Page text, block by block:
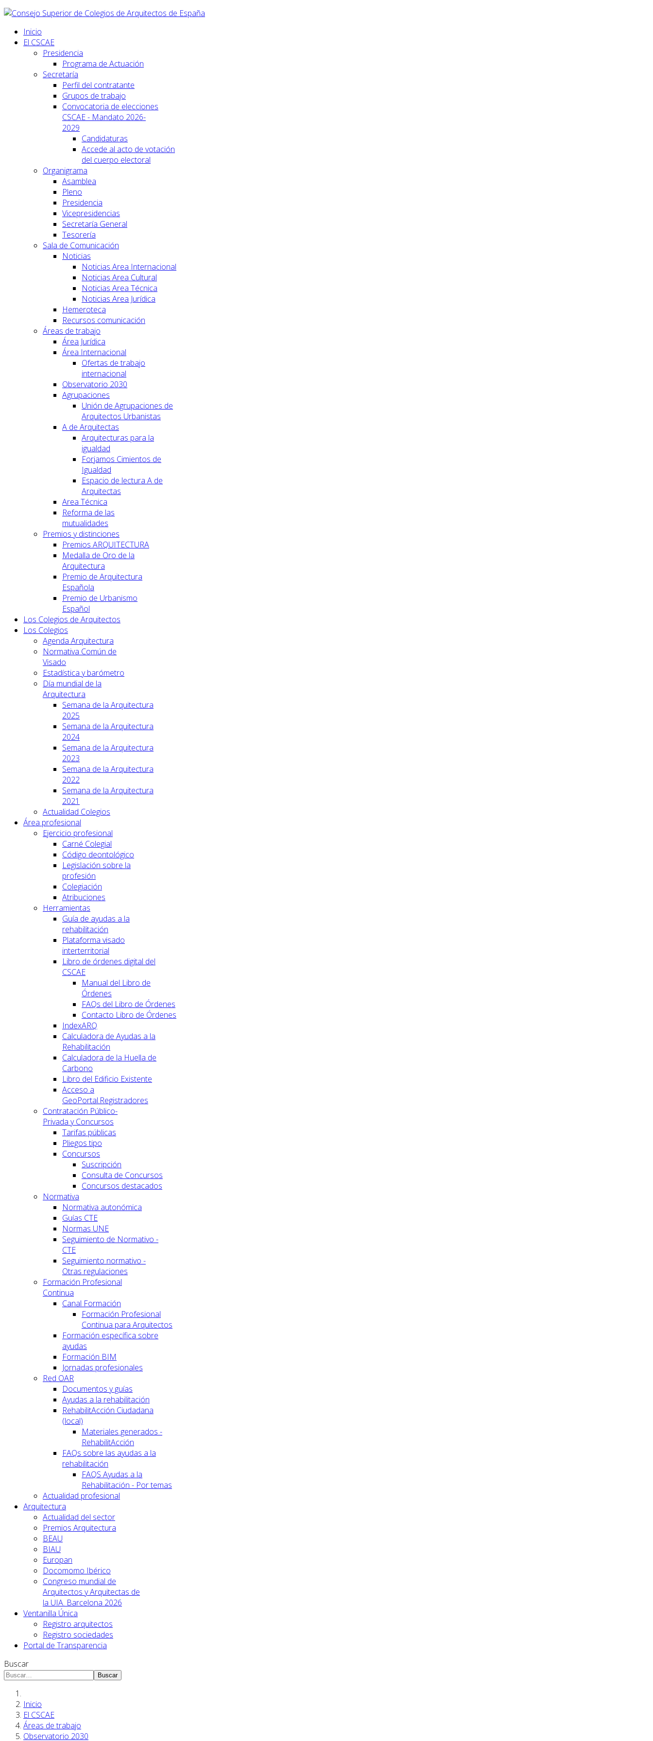
Inicio
El CSCAE
Presidencia
Programa de Actuación
Secretaría
Perfil del contratante
Grupos de trabajo
Convocatoria de elecciones
CSCAE - Mandato 2026-
2029
Candidaturas
Accede al acto de votación
del cuerpo electoral
Organigrama
Asamblea
Pleno
Presidencia
Vicepresidencias
Secretaría General
Tesorería
Sala de Comunicación
Noticias
Noticias Area Internacional
Noticias Area Cultural
Noticias Area Técnica
Noticias Area Jurídica
Hemeroteca
Recursos comunicación
Áreas de trabajo
Área Jurídica
Área Internacional
Ofertas de trabajo
internacional
Observatorio 2030
Agrupaciones
Unión de Agrupaciones de
Arquitectos Urbanistas
A de Arquitectas
Arquitecturas para la
igualdad
Forjamos Cimientos de
Igualdad
Espacio de lectura A de
Arquitectas
Area Técnica
Reforma de las
mutualidades
Premios y distinciones
Premios ARQUITECTURA
Medalla de Oro de la
Arquitectura
Premio de Arquitectura
Española
Premio de Urbanismo
Español
Los Colegios de Arquitectos
Los Colegios
Agenda Arquitectura
Normativa Común de
Visado
Estadística y barómetro
Día mundial de la
Arquitectura
Semana de la Arquitectura
2025
Semana de la Arquitectura
2024
Semana de la Arquitectura
2023
Semana de la Arquitectura
2022
Semana de la Arquitectura
2021
Actualidad Colegios
Área profesional
Ejercicio profesional
Carné Colegial
Código deontológico
Legislación sobre la
profesión
Colegiación
Atribuciones
Herramientas
Guía de ayudas a la
rehabilitación
Plataforma visado
interterritorial
Libro de órdenes digital del
CSCAE
Manual del Libro de
Órdenes
FAQs del Libro de Órdenes
Contacto Libro de Órdenes
IndexARQ
Calculadora de Ayudas a la
Rehabilitación
Calculadora de la Huella de
Carbono
Libro del Edificio Existente
Acceso a
GeoPortal.Registradores
Contratación Público-
Privada y Concursos
Tarifas públicas
Pliegos tipo
Concursos
Suscripción
Consulta de Concursos
Concursos destacados
Normativa
Normativa autonómica
Guías CTE
Normas UNE
Seguimiento de Normativo -
CTE
Seguimiento normativo -
Otras regulaciones
Formación Profesional
Continua
Canal Formación
Formación Profesional
Continua para Arquitectos
Formación específica sobre
ayudas
Formación BIM
Jornadas profesionales
Red OAR
Documentos y guías
Ayudas a la rehabilitación
RehabilitAcción Ciudadana
(local)
Materiales generados -
RehabilitAcción
FAQs sobre las ayudas a la
rehabilitación
FAQS Ayudas a la
Rehabilitación - Por temas
Actualidad profesional
Arquitectura
Actualidad del sector
Premios Arquitectura
BEAU
BIAU
Europan
Docomomo Ibérico
Congreso mundial de
Arquitectos y Arquitectas de
la UIA. Barcelona 2026
Ventanilla Única
Registro arquitectos
Registro sociedades
Portal de Transparencia
Buscar
Buscar
Inicio
El CSCAE
Áreas de trabajo
Observatorio 2030